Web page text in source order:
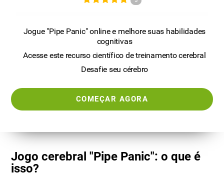
Jogue "Pipe Panic" online e melhore suas habilidades
cognitivas
Acesse este recurso científico de treinamento cerebral
Desafie seu cérebro
COMEÇAR AGORA
Jogo cerebral "Pipe Panic": o que é
isso?